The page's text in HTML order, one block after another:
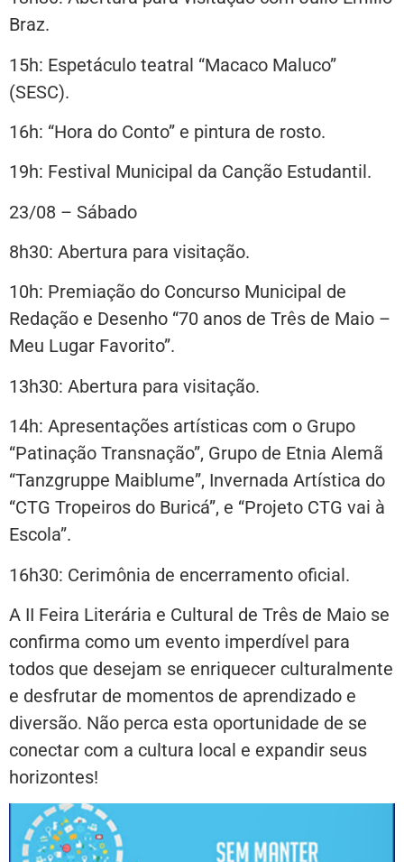
Braz.
15h: Espetáculo teatral “Macaco Maluco”
(SESC).
16h: “Hora do Conto” e pintura de rosto.
19h: Festival Municipal da Canção Estudantil.
23/08 – Sábado
8h30: Abertura para visitação.
10h: Premiação do Concurso Municipal de
Redação e Desenho “70 anos de Três de Maio –
Meu Lugar Favorito”.
13h30: Abertura para visitação.
14h: Apresentações artísticas com o Grupo
“Patinação Transnação”, Grupo de Etnia Alemã
“Tanzgruppe Maiblume”, Invernada Artística do
“CTG Tropeiros do Buricá”, e “Projeto CTG vai à
Escola”.
16h30: Cerimônia de encerramento oficial.
A II Feira Literária e Cultural de Três de Maio se
confirma como um evento imperdível para
todos que desejam se enriquecer culturalmente
e desfrutar de momentos de aprendizado e
diversão. Não perca esta oportunidade de se
conectar com a cultura local e expandir seus
horizontes!